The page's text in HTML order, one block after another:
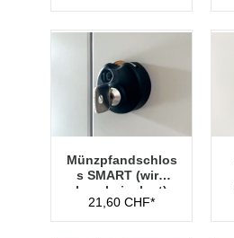
Münzpfandschlos
s SMART (wird
lose beigelegt)
21,60 CHF*